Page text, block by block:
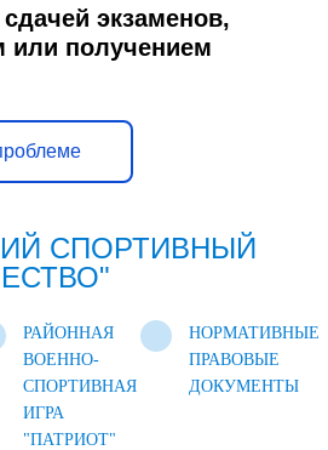
экзаменов,
или получением
СПОРТИВНЫЙ
РАЙОННАЯ
ВОЕННО-
СПОРТИВНАЯ
ИГРА
"ПАТРИОТ"
НОРМАТИВНЫЕ
ПРАВОВЫЕ
ДОКУМЕНТЫ